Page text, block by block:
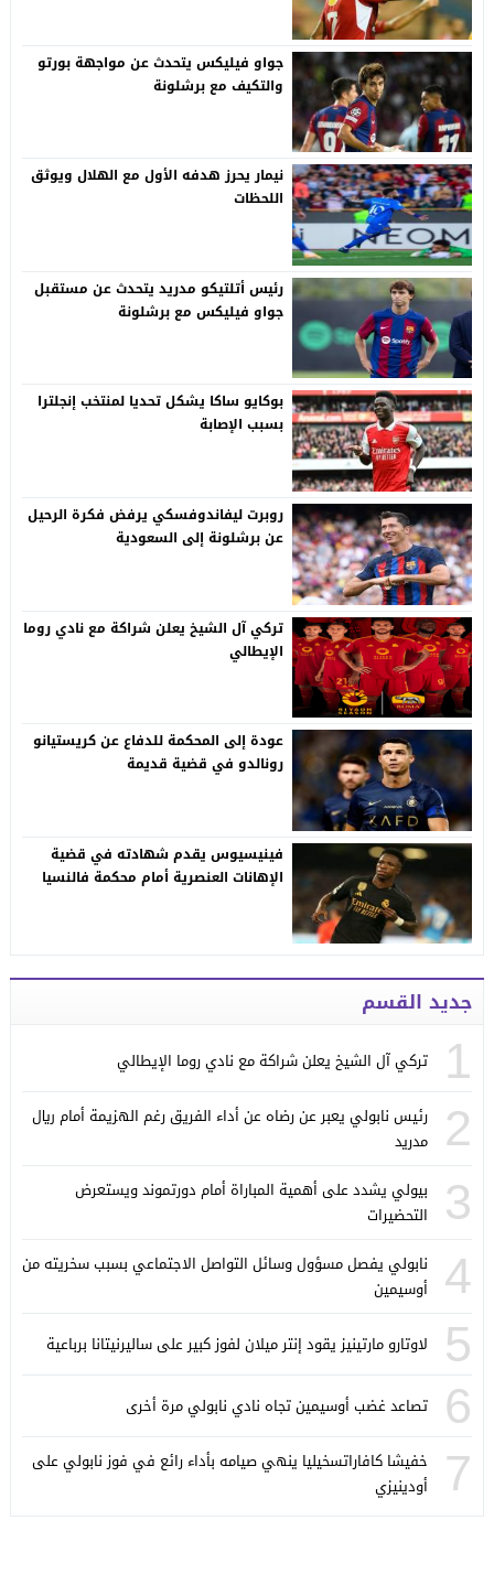
جواو فيليكس يتحدث عن مواجهة بورتو
والتكيف مع برشلونة
نيمار يحرز هدفه الأول مع الهلال ويوثق
اللحظات
رئيس أتلتيكو مدريد يتحدث عن مستقبل
جواو فيليكس مع برشلونة
بوكايو ساكا يشكل تحديا لمنتخب إنجلترا
بسبب الإصابة
روبرت ليفاندوفسكي يرفض فكرة الرحيل
عن برشلونة إلى السعودية
تركي آل الشيخ يعلن شراكة مع نادي روما
الإيطالي
عودة إلى المحكمة للدفاع عن كريستيانو
رونالدو في قضية قديمة
فينيسيوس يقدم شهادته في قضية
الإهانات العنصرية أمام محكمة فالنسيا
جديد القسم
1 تركي آل الشيخ يعلن شراكة مع نادي روما الإيطالي
2
رئيس نابولي يعبر عن رضاه عن أداء الفريق رغم الهزيمة أمام ريال
مدريد
3
بيولي يشدد على أهمية المباراة أمام دورتموند ويستعرض
التحضيرات
4
نابولي يفصل مسؤول وسائل التواصل الاجتماعي بسبب سخريته من
أوسيمين
5 لاوتارو مارتينيز يقود إنتر ميلان لفوز كبير على ساليرنيتانا برباعية
6 تصاعد غضب أوسيمين تجاه نادي نابولي مرة أخرى
7
خفيشا كافاراتسخيليا ينهي صيامه بأداء رائع في فوز نابولي على
أودينيزي